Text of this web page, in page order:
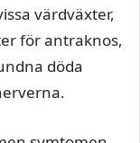
värdväxter,
för antraknos,
döda